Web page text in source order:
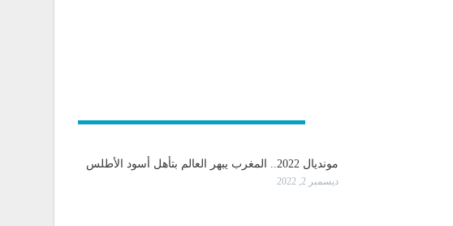
مونديال 2022.. المغرب يبهر العالم بتأهل أسود الأطلس
ديسمبر 2, 2022